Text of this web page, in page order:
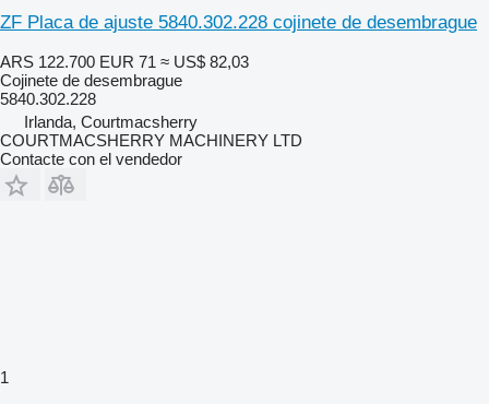
ZF Placa de ajuste 5840.302.228 cojinete de desembrague
ARS 122.700 EUR 71 ≈ US$ 82,03
Cojinete de desembrague
5840.302.228
Irlanda, Courtmacsherry
COURTMACSHERRY MACHINERY LTD
Contacte con el vendedor
1